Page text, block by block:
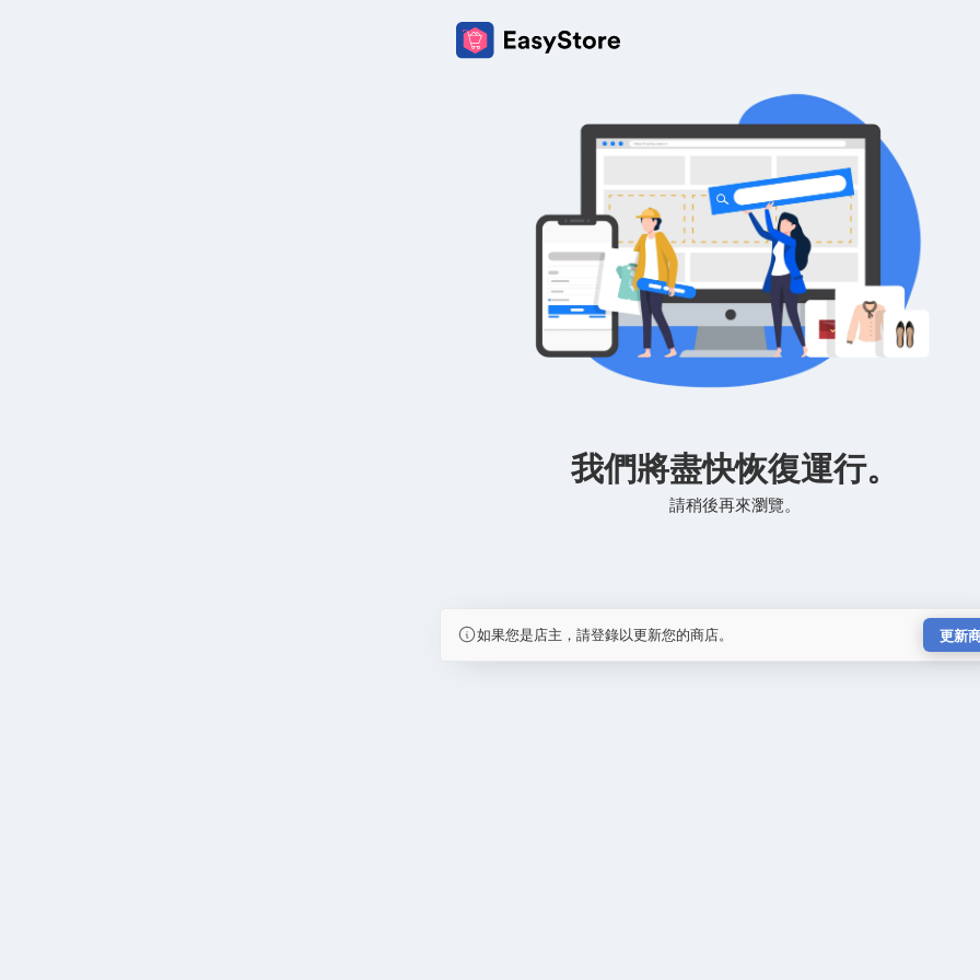
我們將盡快恢復運行。
請稍後再來瀏覽。
如果您是店主，請登錄以更新您的商店。 更新